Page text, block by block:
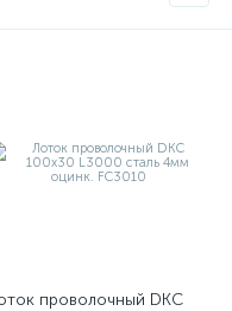
проволочный DKC